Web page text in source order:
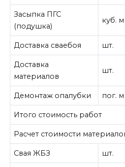
Засыпка ПГС
(подушка)
куб. м
Доставка сваебоя шт.
Доставка
материалов
шт.
Демонтаж опалубки пог. м
Итого стоимость работ
Расчет стоимости
Свая ЖБЗ шт.